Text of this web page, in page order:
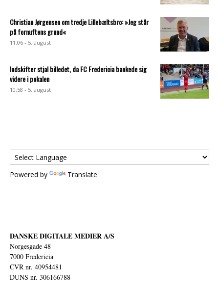
Christian Jørgensen om tredje Lillebæltsbro: »Jeg står
på fornuftens grund«
11:06 - 5. august
Indskifter stjal billedet, da FC Fredericia bankede sig
videre i pokalen
10:58 - 5. august
Powered by Translate
DANSKE DIGITALE MEDIER A/S
Norgesgade 48
7000 Fredericia
CVR nr. 40954481
DUNS nr. 306166788